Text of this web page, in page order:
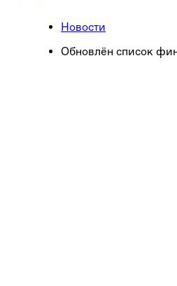
Новости
Обновлён список